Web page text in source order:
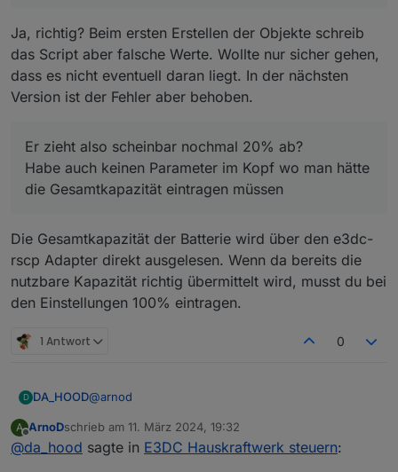
hatte ich bei nutzbarer Kapazität 80% eingetragen
und dann hat er mit bei vollen Akku noch 8,8 kwh
verbleibend angezeigt. Er zieht also scheinbar
nochmal 20% ab?
Habe auch keinen Parameter im Kopf wo man hätte
Ja, richtig? Beim ersten Erstellen der Objekte schreib
das Script aber falsche Werte. Wollte nur sicher gehen,
dass es nicht eventuell daran liegt. In der nächsten
Version ist der Fehler aber behoben.
Er zieht also scheinbar nochmal 20% ab?
Habe auch keinen Parameter im Kopf wo man hätte
die Gesamtkapazität eintragen müssen
Die Gesamtkapazität der Batterie wird über den e3dc-
rscp Adapter direkt ausgelesen. Wenn da bereits die
nutzbare Kapazität richtig übermittelt wird, musst du bei
den Einstellungen 100% eintragen.
1 Antwort 0
D DA_HOOD@arnod
Vielen lieben Dank!
A
Offline
ArnoDschrieb am 11. März 2024, 19:32
zuletzt editiert von
@da_hood sagte in E3DC Hauskraftwerk steuern: